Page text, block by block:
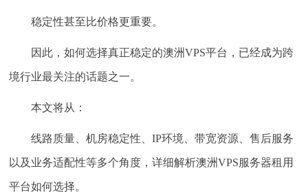
稳定性甚至比价格更重要。
因此，如何选择真正稳定的澳洲VPS平台，已经成为跨
境行业最关注的话题之一。
本文将从：
线路质量、机房稳定性、IP环境、带宽资源、售后服务
以及业务适配性等多个角度，详细解析澳洲VPS服务器租用
平台如何选择。